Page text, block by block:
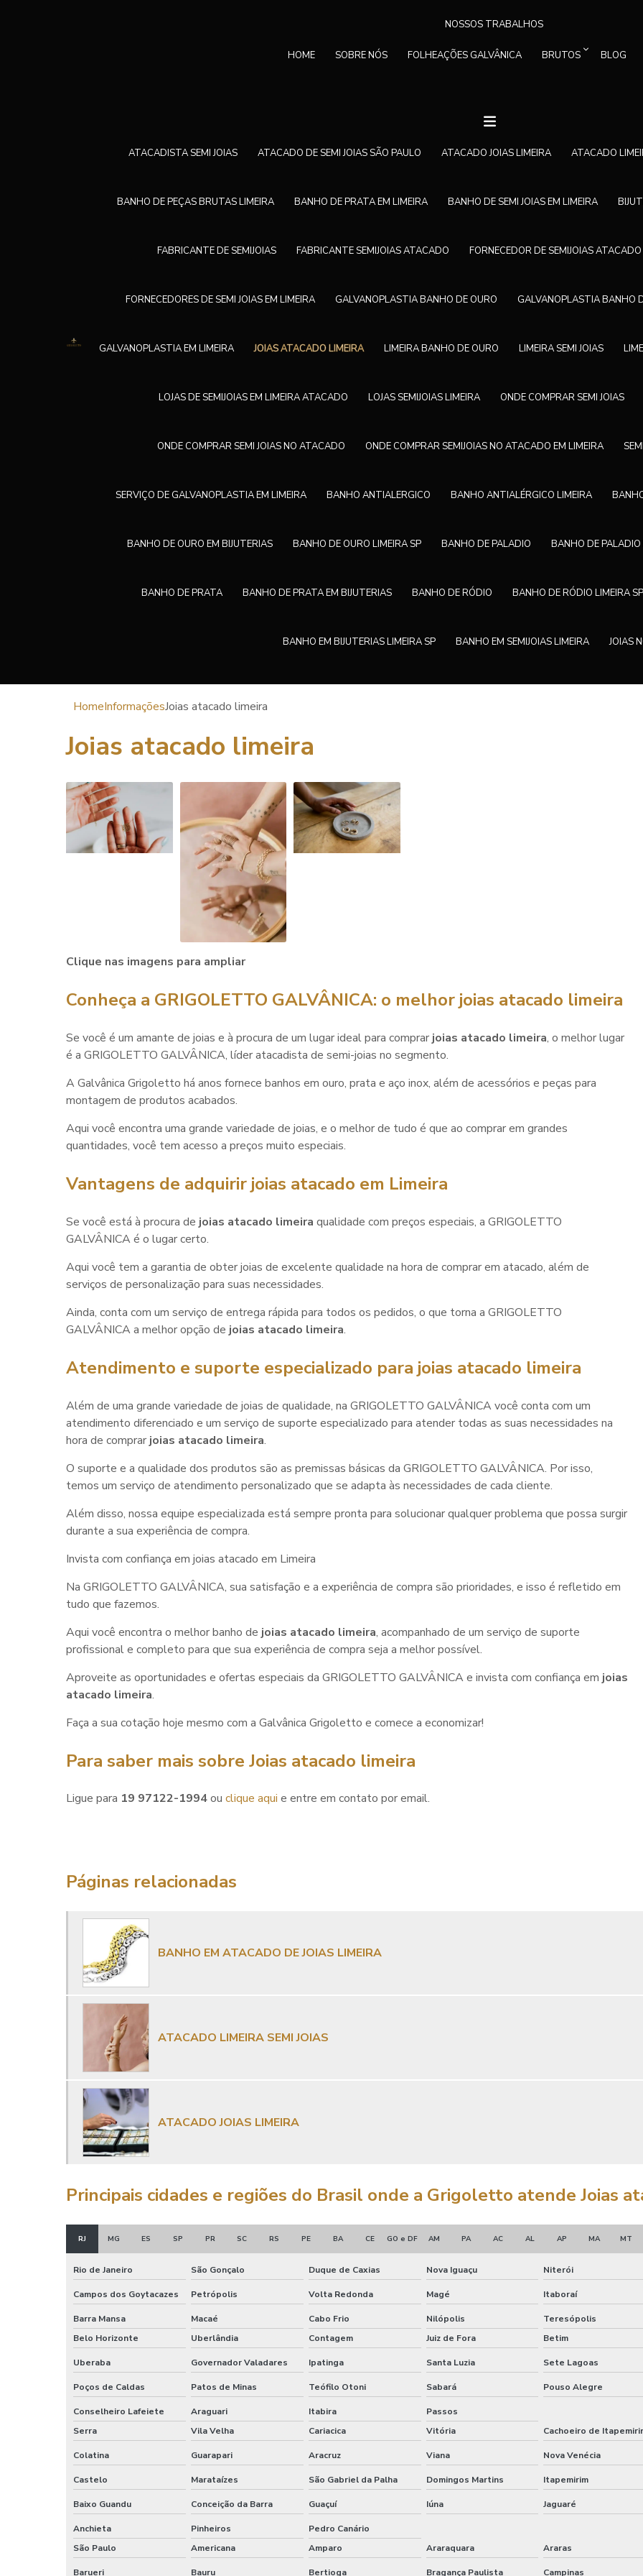
HOME SOBRE NÓS
NOSSOS TRABALHOS
FOLHEAÇÕES GALVÂNICA BRUTOS BLOG
ATACADISTA SEMI JOIAS ATACADO DE SEMI JOIAS SÃO PAULO ATACADO JOIAS LIMEIRA ATACADO
BANHO DE PEÇAS BRUTAS LIMEIRA BANHO DE PRATA EM LIMEIRA BANHO DE SEMI JOIAS EM LIMEIRA
FABRICANTE DE SEMIJOIAS FABRICANTE SEMIJOIAS ATACADO FORNECEDOR DE SEMIJOIAS ATACADO
FORNECEDORES DE SEMI JOIAS EM LIMEIRA GALVANOPLASTIA BANHO DE OURO GALVANOPLASTIA BANHO
GALVANOPLASTIA EM LIMEIRA JOIAS ATACADO LIMEIRA LIMEIRA BANHO DE OURO LIMEIRA SEMI JOIAS
LOJAS DE SEMIJOIAS EM LIMEIRA ATACADO LOJAS SEMIJOIAS LIMEIRA ONDE COMPRAR SEMI JOIAS
ONDE COMPRAR SEMI JOIAS NO ATACADO ONDE COMPRAR SEMIJOIAS NO ATACADO EM LIMEIRA
SERVIÇO DE GALVANOPLASTIA EM LIMEIRA BANHO ANTIALERGICO BANHO ANTIALÉRGICO LIMEIRA
BANHO DE OURO EM BIJUTERIAS BANHO DE OURO LIMEIRA SP BANHO DE PALADIO BANHO DE PALADIO
BANHO DE PRATA BANHO DE PRATA EM BIJUTERIAS BANHO DE RÓDIO BANHO DE RÓDIO LIMEIRA SP
BANHO EM BIJUTERIAS LIMEIRA SP BANHO EM SEMIJOIAS LIMEIRA JOIAS
HomeInformaçõesJoias atacado limeira
Joias atacado limeira
Clique nas imagens para ampliar
Conheça a GRIGOLETTO GALVÂNICA: o melhorjoias atacado limeira
Se você é um amante de joias e à procura de um lugar ideal para comprar joias atacado limeira, o melhor lugar
é a GRIGOLETTO GALVÂNICA, líder atacadista de semi-joias no segmento.
A Galvânica Grigoletto há anos fornece banhos em ouro, prata e aço inox, além de acessórios e peças para
montagem de produtos acabados.
Aqui você encontra uma grande variedade de joias, e o melhor de tudo é que ao comprar em grandes
quantidades, você tem acesso a preços muito especiais.
Vantagens de adquirir joias atacado em Limeira
Se você está à procura de joias atacado limeira qualidade com preços especiais, a GRIGOLETTO
GALVÂNICA é o lugar certo.
Aqui você tem a garantia de obter joias de excelente qualidade na hora de comprar em atacado, além de
serviços de personalização para suas necessidades.
Ainda, conta com um serviço de entrega rápida para todos os pedidos, o que torna a GRIGOLETTO
GALVÂNICA a melhor opção de joias atacado limeira.
Atendimento e suporte especializado para joias atacado limeira
Além de uma grande variedade de joias de qualidade, na GRIGOLETTO GALVÂNICA você conta com um
atendimento diferenciado e um serviço de suporte especializado para atender todas as suas necessidades na
hora de comprar joias atacado limeira.
O suporte e a qualidade dos produtos são as premissas básicas da GRIGOLETTO GALVÂNICA. Por isso,
temos um serviço de atendimento personalizado que se adapta às necessidades de cada cliente.
Além disso, nossa equipe especializada está sempre pronta para solucionar qualquer problema que possa surgir
durante a sua experiência de compra.
Invista com confiança em joias atacado em Limeira
Na GRIGOLETTO GALVÂNICA, sua satisfação e a experiência de compra são prioridades, e isso é refletido em
tudo que fazemos.
Aqui você encontra o melhor banho de joias atacado limeira, acompanhado de um serviço de suporte
profissional e completo para que sua experiência de compra seja a melhor possível.
Aproveite as oportunidades e ofertas especiais da GRIGOLETTO GALVÂNICA e invista com confiança em joias
atacado limeira.
Faça a sua cotação hoje mesmo com a Galvânica Grigoletto e comece a economizar!
Para saber mais sobre Joias atacado limeira
Ligue para 19 97122-1994ou clique aqui e entre em contato por email.
Páginas relacionadas
BANHO EM ATACADO DE JOIAS LIMEIRA
ATACADO LIMEIRA SEMI JOIAS
ATACADO JOIAS LIMEIRA
Principais cidades e regiões do Brasil onde a Grigoletto atende Joias
RJ MG ES SP PR SC RS PE BA CE GO e DF AM PA AC AL AP MA MT
Rio de Janeiro São Gonçalo Duque de Caxias Nova Iguaçu Niterói
Campos dos Goytacazes Petrópolis Volta Redonda Magé Itaboraí
Barra Mansa Macaé Cabo Frio Nilópolis Teresópolis
Belo Horizonte
Uberlândia Contagem Juiz de Fora Betim
Uberaba Governador Valadares Ipatinga Santa Luzia Sete Lagoas
Poços de Caldas Patos de Minas Teófilo Otoni Sabará Pouso Alegre
Conselheiro Lafeiete Araguari Itabira
Passos
Serra
Vila Velha Cariacica Vitória Cachoeiro de
Colatina Guarapari Aracruz Viana Nova Venécia
Castelo Marataízes São Gabriel da Palha Domingos Martins Itapemirim
Baixo Guandu Conceição da Barra Guaçuí Iúna Jaguaré
Anchieta Pinheiros
Pedro Canário
São Paulo
Americana Amparo Araraquara Araras
Barueri Bauru Bertioga Bragança Paulista Campinas